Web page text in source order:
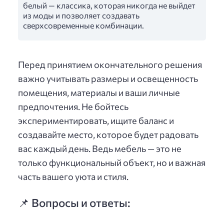
белый — классика, которая никогда не выйдет
из моды и позволяет создавать
сверхсовременные комбинации.
Перед принятием окончательного решения
важно учитывать размеры и освещенность
помещения, материалы и ваши личные
предпочтения. Не бойтесь
экспериментировать, ищите баланс и
создавайте место, которое будет радовать
вас каждый день. Ведь мебель — это не
только функциональный объект, но и важная
часть вашего уюта и стиля.
📌 Вопросы и ответы: